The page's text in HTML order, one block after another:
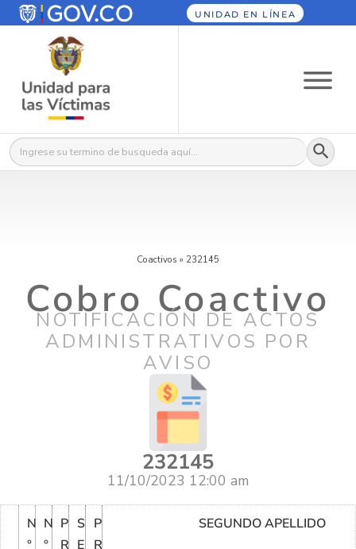
UNIDAD EN LÍNEA
Buscar: Botón
Coactivos » 232145
Cobro Coactivo
NOTIFICACIÓN DE ACTOS
ADMINISTRATIVOS POR
AVISO
232145
11/10/2023 12:00 am
N
°
N
°
P
R
S
E
P
R
SEGUNDO APELLIDO